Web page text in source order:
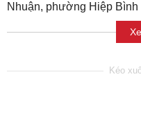
Nhuận, phường Hiệp Bình